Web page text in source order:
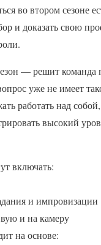
во втором сезоне
и доказать свою
— решит
уже не имеет
работать над
высокий
включать:
и импровизации
и на камеру
на основе: